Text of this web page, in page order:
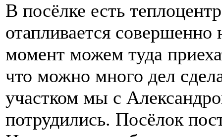
В посёлке есть
отапливается
момент можем туда
что можно много дел
участком мы с
потрудились. Посёлок